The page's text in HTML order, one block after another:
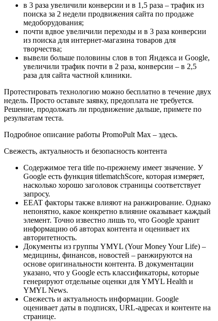
в 3 раза увеличили конверсии и в 1,5 раза – трафик из
поиска за 2 недели продвижения сайта по продаже
медоборудования;
почти вдвое увеличили переходы и в 3 раза конверсии
из поиска для интернет-магазина товаров для
творчества;
вывели больше половины слов в топ Яндекса и Google,
увеличили трафик почти в 2 раза, конверсии – в 2,5
раза для сайта частной клиники.
Протестировать технологию можно бесплатно в течение двух
недель. Просто оставьте заявку, предоплата не требуется.
Решение, продолжать ли продвижение дальше, примете по
результатам теста.
Подробное описание работы PromoPult Max – здесь.
Свежесть, актуальность и безопасность контента
Содержимое тега title по-прежнему имеет значение. У
Google есть функция titlematchScore, которая измеряет,
насколько хорошо заголовок страницы соответствует
запросу.
EEAT факторы также влияют на ранжирование. Однако
непонятно, какое конкретно влияние оказывает каждый
элемент. Точно известно лишь то, что Google хранит
информацию об авторах контента и оценивает их
авторитетность.
Документы из группы YMYL (Your Money Your Life) –
медицины, финансов, новостей – ранжируются на
основе оригинальности контента. В документации
указано, что у Google есть классификаторы, которые
генерируют отдельные оценки для YMYL Health и
YMYL News.
Свежесть и актуальность информации. Google
оценивает даты в подписях, URL-адресах и контенте на
странице.